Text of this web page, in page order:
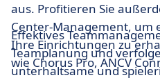
aus. Profitieren Sie
Center-Management, um
Ihre Einrichtungen zu
wie Chorus Pro, ANCV
Effektives
Teamplanung und
unterhaltsame und